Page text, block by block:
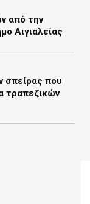
από την
Αιγιαλείας
σπείρας που
τραπεζικών